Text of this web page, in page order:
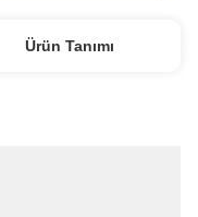
Ürün Tanımı